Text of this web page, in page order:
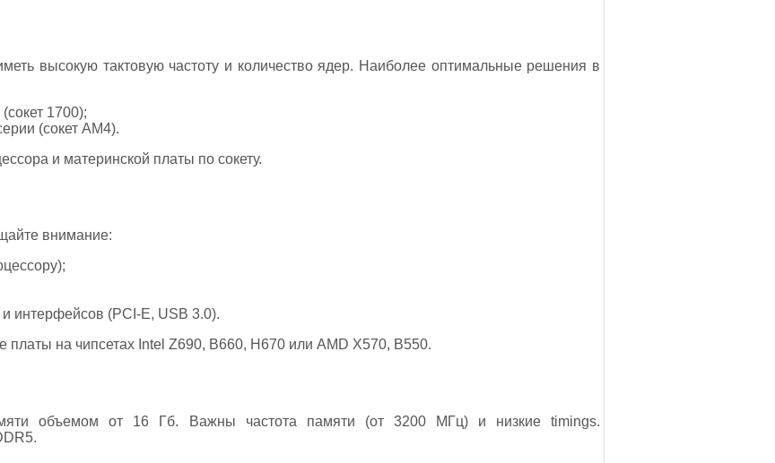
высокую тактовую частоту и количество ядер. Наиболее оптимальные решения в
1700);
(сокет AM4).
и материнской платы по сокету.
внимание:
интерфейсов (PCI-E, USB 3.0).
платы на чипсетах Intel Z690, B660, H670 или AMD X570, B550.
объемом от 16 Гб. Важны частота памяти (от 3200 МГц) и низкие timings.